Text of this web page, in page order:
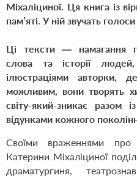
Міхаліциної. Ця книга із
пам’яті. У ній звучать
Ці тексти — намагання
слова та історії
ілюстраціями авторки,
можливим, вони творять
світу-який-зникає разом
відунками кожного
Своїми враженнями
Катерини Міхаліциної
драматургиня,